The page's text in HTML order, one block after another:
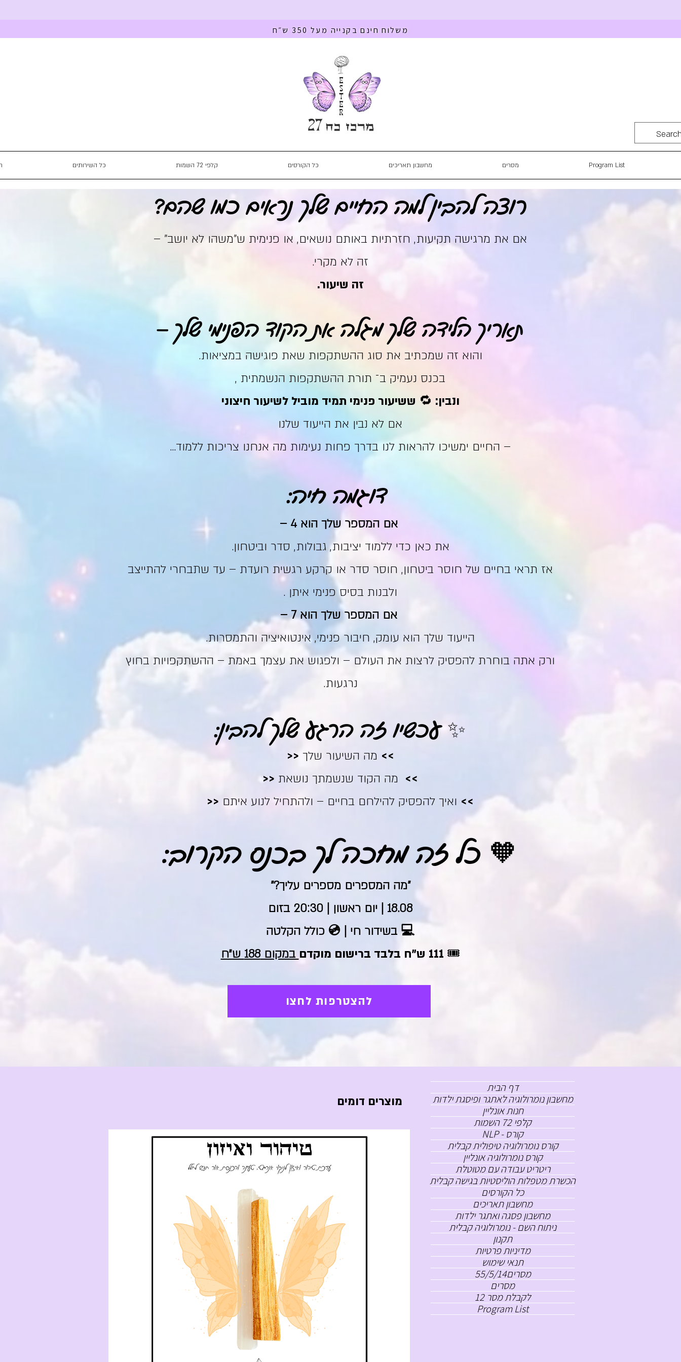
משלוח חינם בקנייה מעל 350 ש״ח
כל השירותים קלפי 72 השמות כל הקורסים מחשבון תאריכים מסרים Program List
רוצה להבין למה החיים שלך נראים כמו שהם?
אם את מרגישה תקיעות, חזרתיות באותם נושאים, או פנימית ש"משהו לא יושב" –
זה לא מקרי.
זה שיעור.
תאריך הלידה שלך מגלה את הקוד הפנימי שלך –
והוא זה שמכתיב את סוג ההשתקפות שאת פוגישה במציאות.
בכנס נעמיק ב־ תורת ההשתקפות הנשמתית ,
ונבין: 🔁 ששיעור פנימי תמיד מוביל לשיעור חיצוני
אם לא נבין את הייעוד שלנו
– החיים ימשיכו להראות לנו בדרך פחות נעימות מה אנחנו צריכות ללמוד...
דוגמה חיה:
אם המספר שלך הוא 4 –
את כאן כדי ללמוד יציבות, גבולות, סדר וביטחון.
אז תראי בחיים של חוסר ביטחון, חוסר סדר או קרקע רגשית רועדת – עד שתבחרי להתייצב
ולבנות בסיס פנימי איתן .
אם המספר שלך הוא 7 –
הייעוד שלך הוא עומק, חיבור פנימי, אינטואיציה והתמסרות.
ורק אתה בוחרת להפסיק לרצות את העולם – ולפגוש את עצמך באמת – ההשתקפויות בחוץ
נרגעות.
✨ עכשיו זה הרגע שלך להבין:
>> מה השיעור שלך <<
>> מה הקוד שנשמתך נושאת <<
>> ואיך להפסיק להילחם בחיים – ולהתחיל לנוע איתם <<
🧡 כל זה מחכה לך בכנס הקרוב:
"מה המספרים מספרים עליך?"
18.08 | יום ראשון | 20:30 בזום
💻 בשידור חי | 💿 כולל הקלטה
🎟 111 ש"ח בלבד ברישום מוקדם
במקום 188 ש״ח
להצטרפות לחצו
מוצרים דומים
דף הבית
מחשבון נומרולוגיה לאתגר ופיסגת ילדות
חנות אונליין
קלפי 72 השמות
NLP - קורס
קורס נומרולוגיה טיפולית קבלית
קורס נומרולוגיה אונליין
ריטריט עבודה עם מטוטלת
הכשרת מטפלות הוליסטיות בגישה קבלית
כל הקורסים
מחשבון תאריכים
מחשבון פסגה ואתגר ילדות
ניתוח השם - נומרולוגיה קבלית
תקנון
מדיניות פרטיות
תנאי שימוש
מסרים55/5/14
מסרים
לקבלת מסר 12
Program List